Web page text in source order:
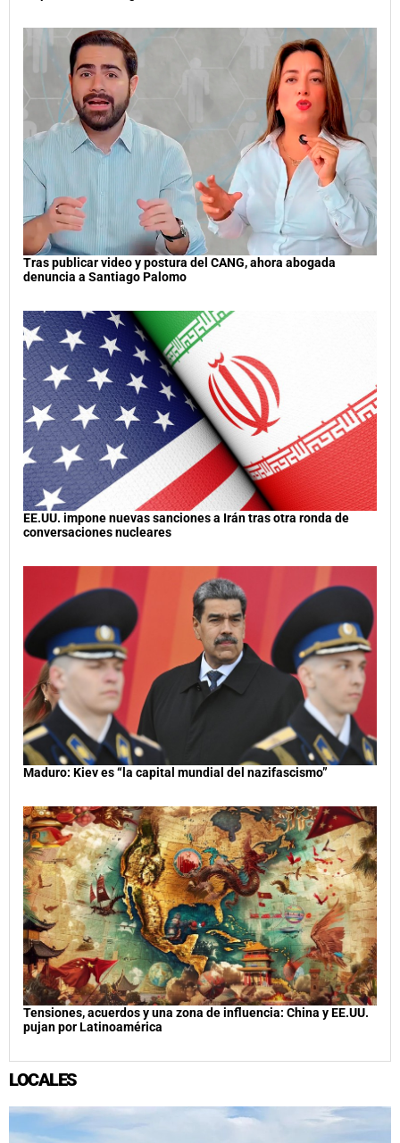
Tras publicar video y postura del CANG, ahora abogada
denuncia a Santiago Palomo
EE.UU. impone nuevas sanciones a Irán tras otra ronda de
conversaciones nucleares
Maduro: Kiev es “la capital mundial del nazifascismo”
Tensiones, acuerdos y una zona de influencia: China y EE.UU.
pujan por Latinoamérica
LOCALES